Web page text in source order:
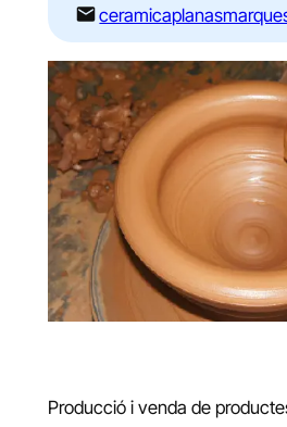
Producció i venda de